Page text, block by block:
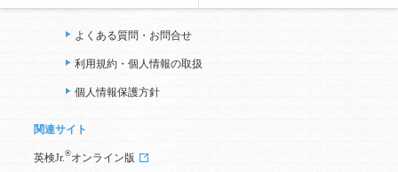
よくある質問・お問合せ
利用規約・個人情報の取扱
個人情報保護方針
関連サイト
英検Jr. ®オンライン版